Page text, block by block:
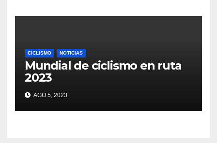
CICLISMO NOTICIAS
Mundial de ciclismo en ruta
2023
AGO 5, 2023